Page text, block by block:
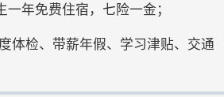
年免费住宿，七险一金；
体检、带薪年假、学习津贴、交通